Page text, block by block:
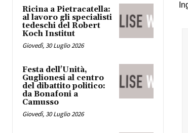
Ricina a Pietracatella:
al lavoro gli specialisti
tedeschi del Robert
Koch Institut
Giovedì, 30 Luglio 2026
Festa dell'Unità,
Guglionesi al centro
del dibattito politico:
da Bonafoni a
Camusso
Giovedì, 30 Luglio 2026